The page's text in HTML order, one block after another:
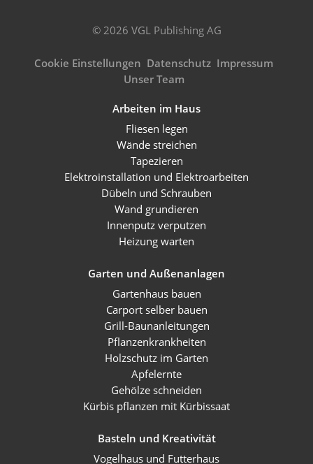
© 2026 VGL Publishing AG
Cookie Einstellungen Datenschutz Impressum
Unser Team
Arbeiten im Haus
Fliesen legen
Wände streichen
Tapezieren
Elektroinstallation und Elektroarbeiten
Dübeln und Schrauben
Wand grundieren
Innenputz verputzen
Heizung warten
Garten und Außenanlagen
Gartenhaus bauen
Carport selber bauen
Grill-Baunanleitungen
Pflanzenkrankheiten
Holzschutz im Garten
Apfelernte
Gehölze schneiden
Kürbis pflanzen mit Kürbissaat
Basteln und Kreativität
Vogelhaus und Futterhaus